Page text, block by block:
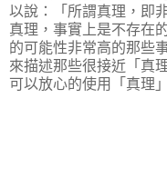
以說：「所謂真理，即
真理，事實上是不存在
的可能性非常高的那些
來描述那些很接近「真
可以放心的使用「真理